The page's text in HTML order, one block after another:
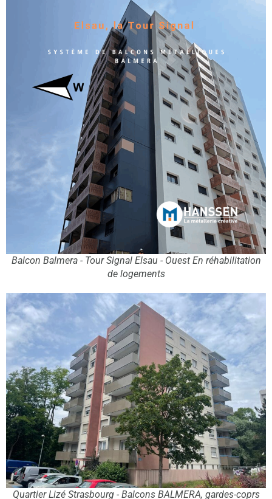
Balcon Balmera - Tour Signal Elsau - Ouest En réhabilitation
de logements
Quartier Lizé Strasbourg - Balcons BALMERA, gardes-coprs